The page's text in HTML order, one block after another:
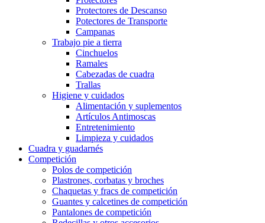
Protectores de Descanso
Potectores de Transporte
Campanas
Trabajo pie a tierra
Cinchuelos
Ramales
Cabezadas de cuadra
Trallas
Higiene y cuidados
Alimentación y suplementos
Artículos Antimoscas
Entretenimiento
Limpieza y cuidados
Cuadra y guadarnés
Competición
Polos de competición
Plastrones, corbatas y broches
Chaquetas y fracs de competición
Guantes y calcetines de competición
Pantalones de competición